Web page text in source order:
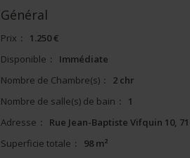
Général
Prix :
1.250 €
Disponible :
Immédiate
Nombre de Chambre(s) :
2 chr
Nombre de salle(s) de bain :
1
Adresse :
Rue Jean-Baptiste Vifquin 10,
Superficie totale :
98 m²